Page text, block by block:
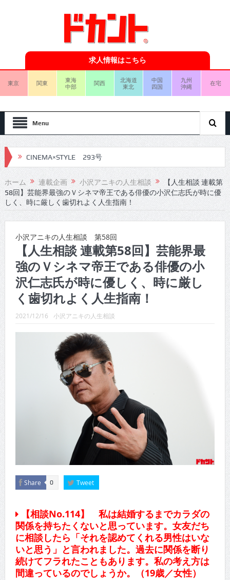
求人情報はこちら
東京 関東
東海
中部
関西
北海道
東北
中国
四国
九州
沖縄
在宅
Menu
CINEMA×STYLE 293号
CINEMA×STYLE 292号
CINEMA×STYLE 291号
CINEMA×STYLE 290号
CINEMA×STYLE 289号
CINEMA×STYLE 288号
CINEMA×STYLE 287号
CINEMA×STYLE 286号
CINEMA×STYLE 285号
CINEMA×STYLE 294号
ホーム 連載企画 小沢アニキの人生相談
【人生相談 連載第
58回】芸能界最強のＶシネマ帝王である俳優の小沢仁志氏が時に優
しく、時に厳しく歯切れよく人生指南！
小沢アニキの人生相談 第58回
【人生相談 連載第58回】芸能界最
強のＶシネマ帝王である俳優の小
沢仁志氏が時に優しく、時に厳し
く歯切れよく人生指南！
2021/12/16 小沢アニキの人生相談
Share 0 Tweet
【相談No.114】 私は結婚するまでカラダの
関係を持ちたくないと思っています。女友だち
に相談したら「それを認めてくれる男性はいな
いと思う」と言われました。過去に関係を断り
続けてフラれたこともあります。私の考え方は
間違っているのでしょうか。（19歳／女性）